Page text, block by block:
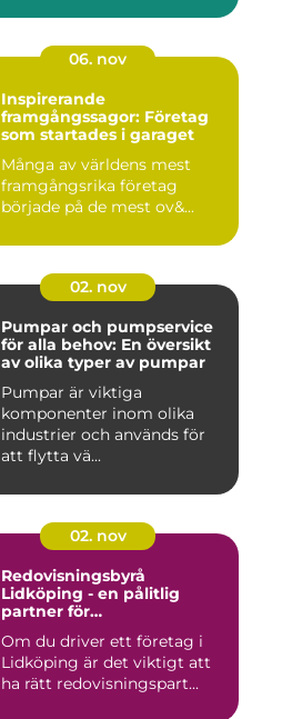
06. nov
Inspirerande
framgångssagor: Företag
som startades i garaget
Många av världens mest
framgångsrika företag
började på de mest ov&...
02. nov
Pumpar och pumpservice
för alla behov: En översikt
av olika typer av pumpar
Pumpar är viktiga
komponenter inom olika
industrier och används för
att flytta vä...
02. nov
Redovisningsbyrå
Lidköping - en pålitlig
partner för
Lidköping
Om du driver ett företag i
Lidköping är det viktigt att
ha rätt redovisningspart...